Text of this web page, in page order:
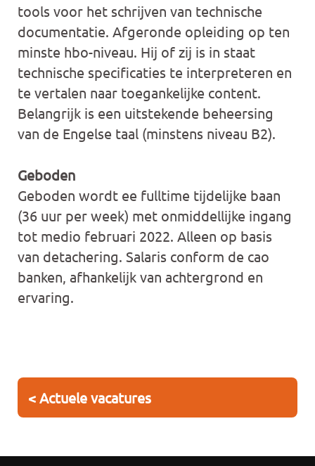
tools voor het schrijven van technische
documentatie. Afgeronde opleiding op ten
minste hbo-niveau. Hij of zij is in staat
technische specificaties te interpreteren en
te vertalen naar toegankelijke content.
Belangrijk is een uitstekende beheersing
van de Engelse taal (minstens niveau B2).
Geboden
Geboden wordt ee fulltime tijdelijke baan
(36 uur per week) met onmiddellijke ingang
tot medio februari 2022. Alleen op basis
van detachering. Salaris conform de cao
banken, afhankelijk van achtergrond en
ervaring.
< Actuele vacatures